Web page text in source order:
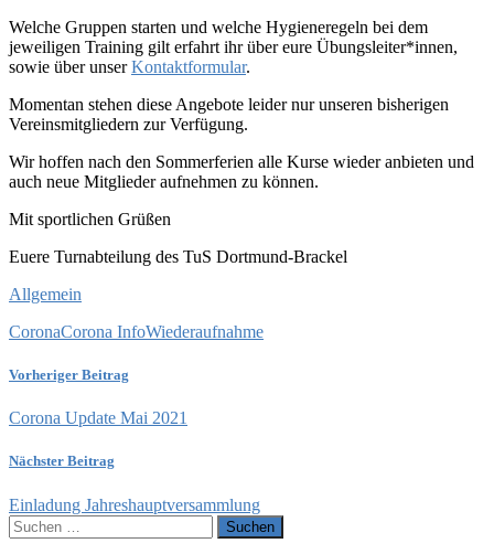
Welche Gruppen starten und welche Hygieneregeln bei dem
jeweiligen Training gilt erfahrt ihr über eure Übungsleiter*innen,
sowie über unserKontaktformular.
Momentan stehen diese Angebote leider nur unseren bisherigen
Vereinsmitgliedern zur Verfügung.
Wir hoffen nach den Sommerferien alle Kurse wieder anbieten und
auch neue Mitglieder aufnehmen zu können.
Mit sportlichen Grüßen
Euere Turnabteilung des TuS Dortmund-Brackel
Allgemein
CoronaCorona InfoWiederaufnahme
Vorheriger Beitrag
Corona Update Mai 2021
Nächster Beitrag
Einladung Jahreshauptversammlung
Suchen
nach: